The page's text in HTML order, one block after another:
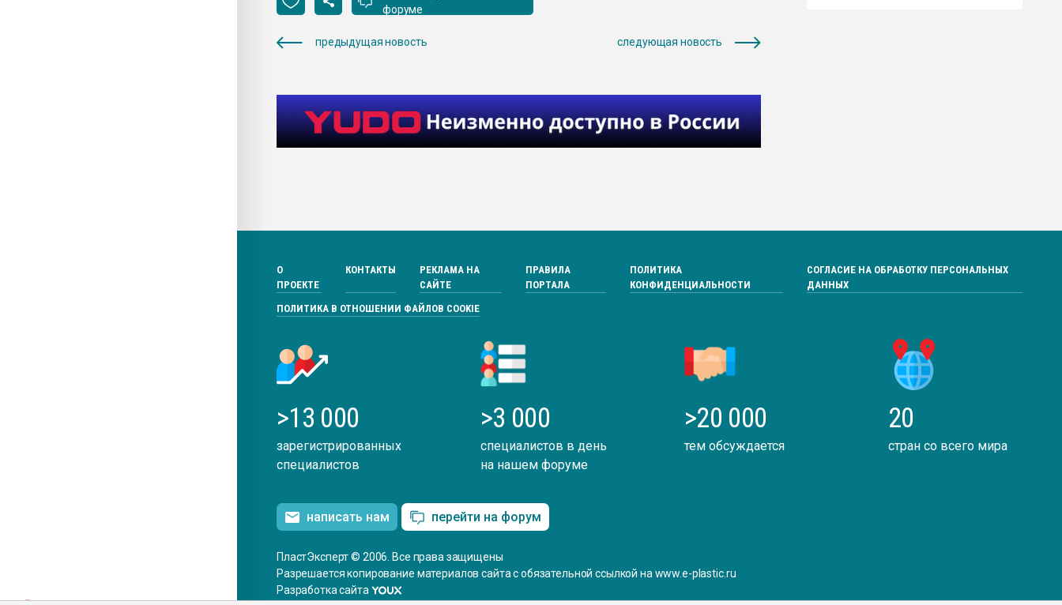
форуме
предыдущая новость следующая новость
О
ПРОЕКТЕ
КОНТАКТЫ
РЕКЛАМА НА
САЙТЕ
ПРАВИЛА
ПОРТАЛА
ПОЛИТИКА
КОНФИДЕНЦИАЛЬНОСТИ
СОГЛАСИЕ НА ОБРАБОТКУ ПЕРСОНАЛЬНЫХ
ДАННЫХ
ПОЛИТИКА В ОТНОШЕНИИ ФАЙЛОВ COOKIE
>13 000
зарегистрированных
специалистов
>3 000
специалистов в день
на нашем форуме
>20 000
тем обсуждается
20
стран со всего мира
написать нам перейти на форум
ПластЭксперт © 2006. Все права защищены
Разрешается копирование материалов сайта с обязательной ссылкой на www.e-plastic.ru
Разработка сайта